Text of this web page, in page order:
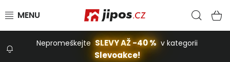
Nepromeškejte SLEVY AŽ -40 % v kategorii
Slevoakce!